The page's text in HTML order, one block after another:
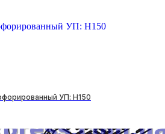
УП: H150